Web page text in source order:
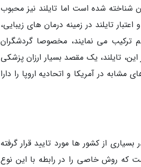
شناخته شده است اما تایلند نیز محبوب
تایلند در زمینه درمان های زیبایی،
ترکیب می نمایند، مخصوصا گردشگران
تایلند، یک مقصد بسیار ارزان پزشکی
ای معادل 40% تا 60% کمتر از درمان های مشابه در آمریکا و اتحادیه اروپا را دارا
از کشور ها مورد تایید قرار گرفته
که روش خاصی را در رابطه با این نوع